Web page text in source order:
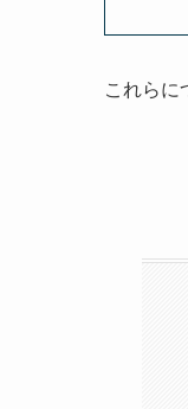
これらに